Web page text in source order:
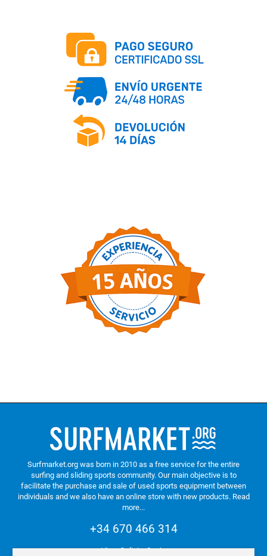
Surfmarket.org was born in 2010 as a free service for the entire
surfing and sliding sports community. Our main objective is to
facilitate the purchase and sale of used sports equipment between
individuals and we also have an online store with new products. Read
more...
+34 670 466 314
Vigo. Galicia. Spain